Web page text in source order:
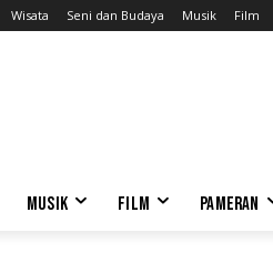
Wisata Seni dan Budaya Musik Film
MUSIK FILM PAMERAN